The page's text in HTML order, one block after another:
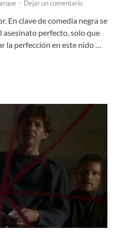
- Dejar un comentario
En clave de comedia negra se
asesinato perfecto, solo que
la perfección en este nido …